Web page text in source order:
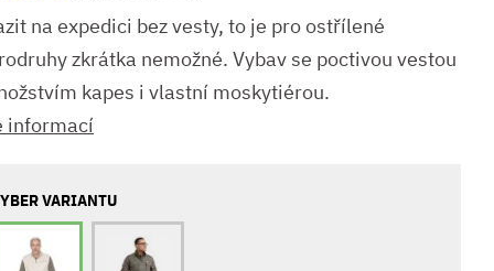
na expedici bez vesty, to je pro ostřílené
zkrátka nemožné. Vybav se poctivou vestou
kapes i vlastní moskytiérou.
informací
VARIANTU